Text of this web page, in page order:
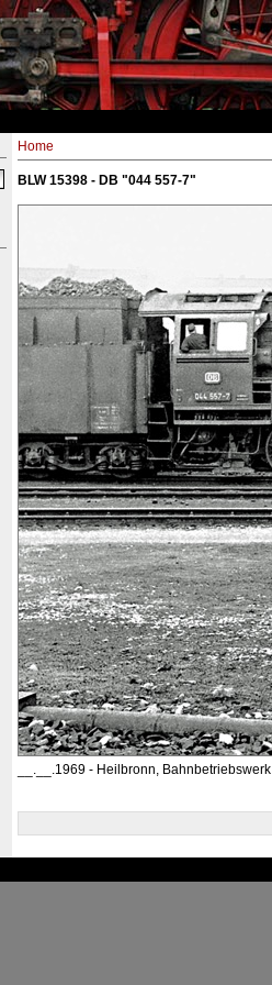
Home
BLW 15398 - DB "044 557-7"
__.__.1969 - Heilbronn, Bahnbetriebswerk